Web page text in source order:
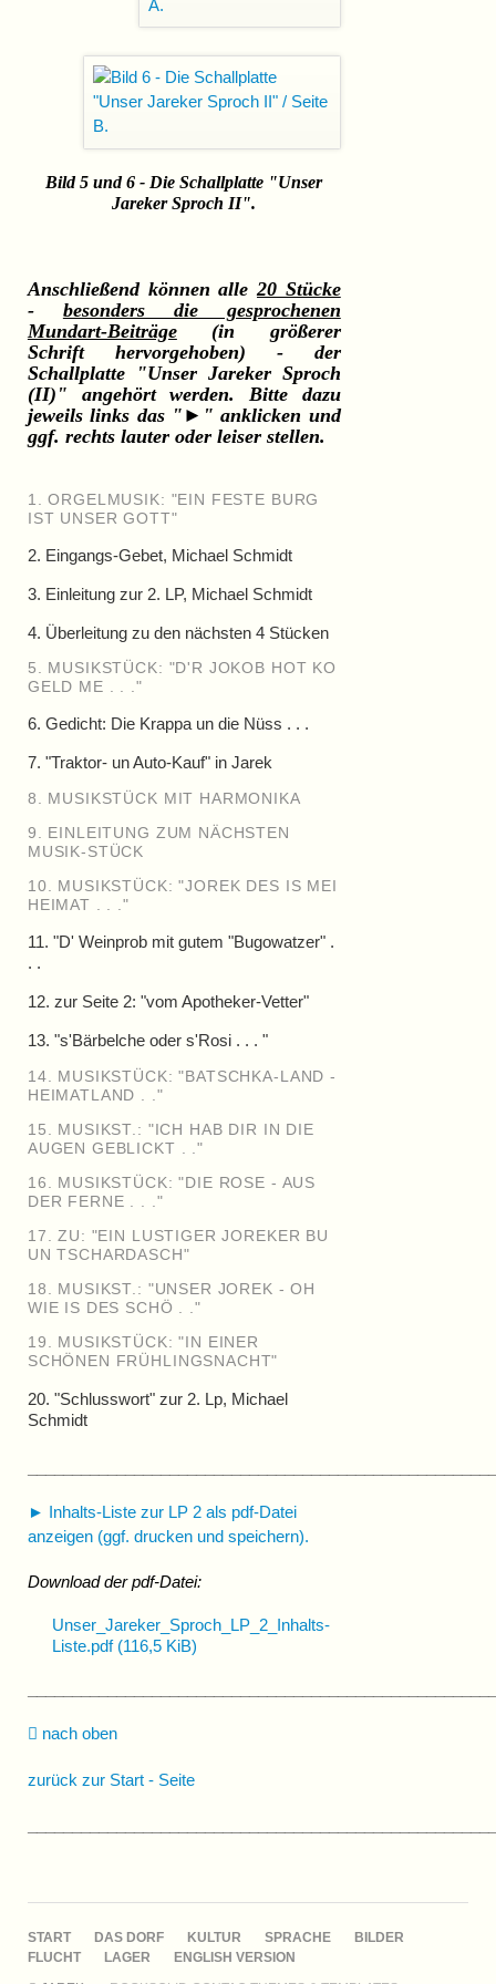
Bild 5 und 6 - Die Schallplatte "Unser
Jareker Sproch II".
Anschließend können alle20 Stücke
- besonders die gesprochenen
Mundart-Beiträge(in größerer
Schrift hervorgehoben) - der
Schallplatte "Unser Jareker Sproch
(II)" angehört werden. Bitte dazu
jeweils links das "►" anklicken und
ggf. rechts lauter oder leiser stellen.
1. ORGELMUSIK: "EIN FESTE BURG
IST UNSER GOTT"
2. Eingangs-Gebet, Michael Schmidt
3. Einleitung zur 2. LP, Michael Schmidt
4. Überleitung zu den nächsten 4 Stücken
5. MUSIKSTÜCK: "D'R JOKOB HOT KO
GELD ME . . ."
6. Gedicht: Die Krappa un die Nüss . . .
7. "Traktor- un Auto-Kauf" in Jarek
8. MUSIKSTÜCK MIT HARMONIKA
9. EINLEITUNG ZUM NÄCHSTEN
MUSIK-STÜCK
10. MUSIKSTÜCK: "JOREK DES IS MEI
HEIMAT . . ."
11. "D' Weinprob mit gutem "Bugowatzer" .
. .
12. zur Seite 2: "vom Apotheker-Vetter"
13. "s'Bärbelche oder s'Rosi . . . "
14. MUSIKSTÜCK: "BATSCHKA-LAND -
HEIMATLAND . ."
15. MUSIKST.: "ICH HAB DIR IN DIE
AUGEN GEBLICKT . ."
16. MUSIKSTÜCK: "DIE ROSE - AUS
DER FERNE . . ."
17. ZU: "EIN LUSTIGER JOREKER BU
UN TSCHARDASCH"
18. MUSIKST.: "UNSER JOREK - OH
WIE IS DES SCHÖ . ."
19. MUSIKSTÜCK: "IN EINER
SCHÖNEN FRÜHLINGSNACHT"
20. "Schlusswort" zur 2. Lp, Michael
Schmidt
► Inhalts-Liste zur LP 2 als pdf-Datei
anzeigen (ggf. drucken und speichern).
Download der pdf-Datei:
Unser_Jareker_Sproch_LP_2_Inhalts-
Liste.pdf (116,5 KiB)
nach oben
zurück zur Start - Seite
NAVIGATION
ÜBERSPRINGEN
START DAS DORF KULTUR SPRACHE
BILDER
FLUCHT
LAGER
ENGLISH VERSION